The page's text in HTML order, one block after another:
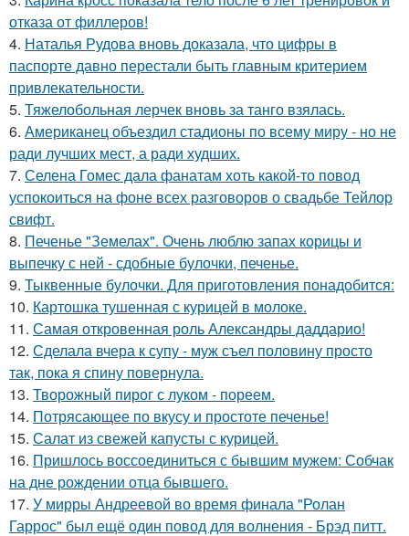
отказа от филлеров!
4. Наталья Рудова вновь доказала, что цифры в
паспорте давно перестали быть главным критерием
привлекательности.
5. Тяжелобольная лерчек вновь за танго взялась.
6. Американец объездил стадионы по всему миру - но не
ради лучших мест, а ради худших.
7. Селена Гомес дала фанатам хоть какой-то повод
успокоиться на фоне всех разговоров о свадьбе Тейлор
свифт.
8. Печенье "Земелах". Очень люблю запах корицы и
выпечку с ней - сдобные булочки, печенье.
9. Тыквенные булочки. Для приготовления понадобится:
10. Картошка тушенная с курицей в молоке.
11. Самая откровенная роль Александры даддарио!
12. Сделала вчера к супу - муж съел половину просто
так, пока я спину повернула.
13. Творожный пирог с луком - пореем.
14. Потрясающее по вкусу и простоте печенье!
15. Салат из свежей капусты с курицей.
16. Пришлось воссоединиться с бывшим мужем: Собчак
на дне рождении отца бывшего.
17. У мирры Андреевой во время финала "Ролан
Гаррос" был ещё один повод для волнения - Брэд питт.